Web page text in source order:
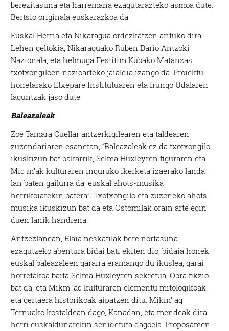
berezitasuna eta harremana ezagutarazteko asmoa dute.
Bertsio originala euskarazkoa da.
Euskal Herria eta Nikaragua ordezkatzen arituko dira.
Lehen geltokia, Nikaraguako Ruben Dario Antzoki
Nazionala, eta helmuga Festitim Kubako Matanzas
txotxongiloen nazioarteko jaialdia izango da. Proiektu
honetarako Etxepare Institutuaren eta Irungo Udalaren
laguntzak jaso dute.
Baleazaleak
Zoe Tamara Cuellar antzerkigilearen eta taldearen
zuzendariaren esanetan, “Baleazaleak ez da txotxongilo
ikuskizun bat bakarrik, Selma Huxleyren figuraren eta
Miq m’ak kulturaren inguruko ikerketa izaerako landa
lan baten gailurra da, euskal ahots-musika
herrikoiarekin batera”. Txotxongilo eta zuzeneko ahots
musika ikuskizun bat da eta Ostomilak orain arte egin
duen lanik handiena.
Antzezlanean, Elaia neskatilak bere nortasuna
ezagutzeko abentura bidai bati ekiten dio, bidaia honek
euskal baleazaleen garaira eramango du ikuslea, garai
horretakoa baita Selma Huxleyren sekretua. Obra fikzio
bat da, eta Mikm ‘aq kulturaren elementu mitologikoak
eta gertaera historikoak aipatzen ditu. Mikm’ aq
Ternuako kostaldean dago, Kanadan, eta mendeak dira
herri euskaldunarekin senidetuta dagoela. Proposamen